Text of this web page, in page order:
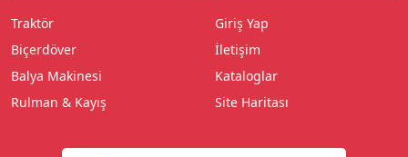
Traktör
Biçerdöver
Balya Makinesi
Rulman & Kayış
Giriş Yap
İletişim
Kataloglar
Site Haritası